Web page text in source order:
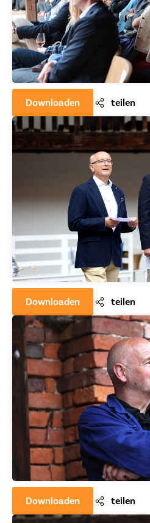
Downloaden teilen
Downloaden teilen
Downloaden teilen